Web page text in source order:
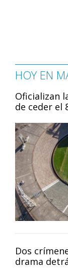
HOY EN
Oficializan
de ceder el
Dos
drama